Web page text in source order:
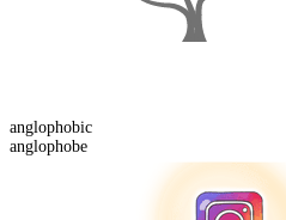
anglophobic
anglophobe